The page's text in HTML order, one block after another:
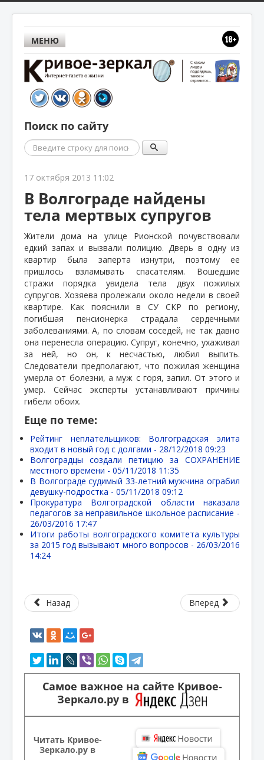
МЕНЮ
Поиск по сайту
Поиск
17 октября 2013 11:02
В Волгограде найдены
тела мертвых супругов
Жители дома на улице Рионской почувствовали
едкий запах и вызвали полицию. Дверь в одну из
квартир была заперта изнутри, поэтому ее
пришлось взламывать спасателям. Вошедшие
стражи порядка увидела тела двух пожилых
супругов. Хозяева пролежали около недели в своей
квартире. Как пояснили в СУ СКР по региону,
погибшая пенсионерка страдала сердечными
заболеваниями. А, по словам соседей, не так давно
она перенесла операцию. Супруг, конечно, ухаживал
за ней, но он, к несчастью, любил выпить.
Следователи предполагают, что пожилая женщина
умерла от болезни, а муж с горя, запил. От этого и
умер. Сейчас эксперты устанавливают причины
гибели обоих.
Еще по теме:
Рейтинг неплательщиков: Волгоградская элита
входит в новый год с долгами - 28/12/2018 09:23
Волгоградцы создали петицию за СОХРАНЕНИЕ
местного времени - 05/11/2018 11:35
В Волгограде судимый 33-летний мужчина ограбил
девушку-подростка - 05/11/2018 09:12
Прокуратура Волгоградской области наказала
педагогов за неправильное школьное расписание -
26/03/2016 17:47
Итоги работы волгоградского комитета культуры
за 2015 год вызывают много вопросов - 26/03/2016
14:24
Назад Вперед
Самое важное на сайте Кривое-
Зеркало.ру в
Читать Кривое-
Зеркало.ру в